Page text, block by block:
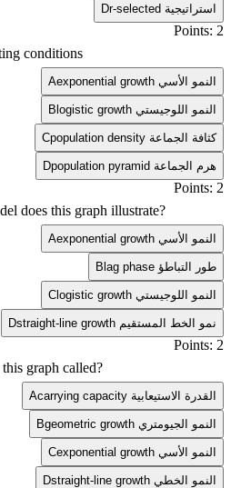
D r-selected استراتيجية
Points: 2
conditions
A exponential growth النمو الأسي
B logistic growth النمو اللوجيستي
C population density كثافة الجماعة
D population pyramid هرم الجماعة
Points: 2
does this graph illustrate?
A exponential growth النمو الأسي
B lag phase طور التباطؤ
C logistic growth النمو اللوجيستي
D straight-line growth نمو الخط المستقيم
Points: 2
graph called?
A carrying capacity القدرة الاستيعابية
B geometric growth النمو الجيومتري
C exponential growth النمو الأسي
D straight-line growth النمو الخطي